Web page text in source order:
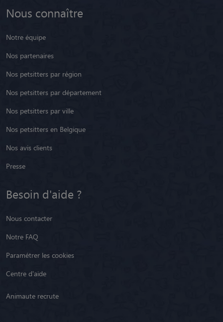
Nous connaître
Notre équipe
Nos partenaires
Nos petsitters par région
Nos petsitters par département
Nos petsitters par ville
Nos petsitters en Belgique
Nos avis clients
Presse
Besoin d'aide ?
Nous contacter
Notre FAQ
Paramétrer les cookies
Centre d'aide
Animaute recrute